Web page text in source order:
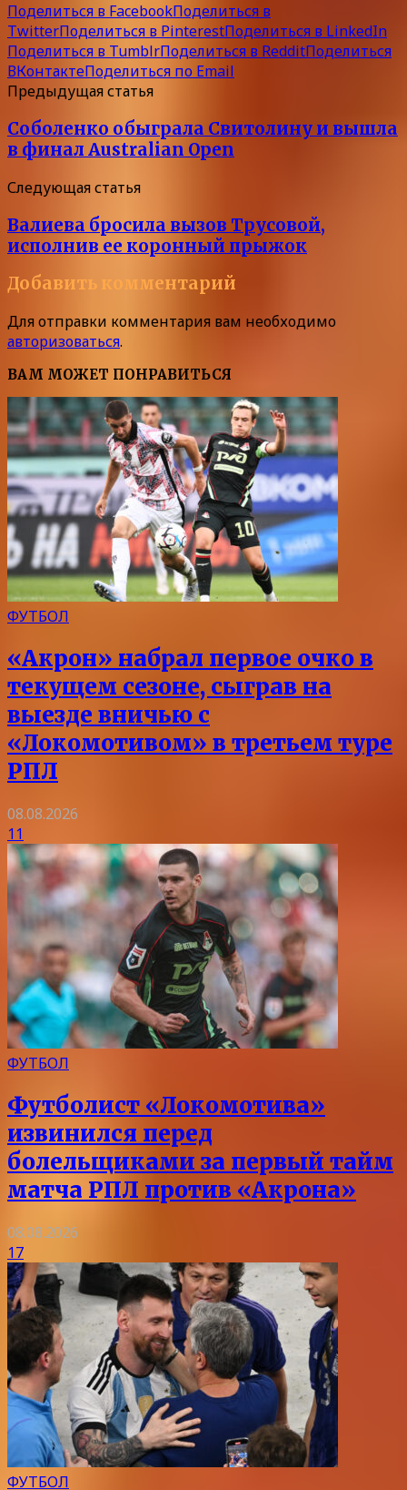
Поделиться в FacebookПоделиться в
TwitterПоделиться в PinterestПоделиться в LinkedIn
Поделиться в TumblrПоделиться в RedditПоделиться
ВКонтактеПоделиться по Email
Предыдущая статья
Соболенко обыграла Свитолину и вышла
в финал Australian Open
Следующая статья
Валиева бросила вызов Трусовой,
исполнив ее коронный прыжок
Добавить комментарий
Для отправки комментария вам необходимо
авторизоваться.
ВАМ МОЖЕТ ПОНРАВИТЬСЯ
ФУТБОЛ
«Акрон» набрал первое очко в
текущем сезоне, сыграв на
выезде вничью с
«Локомотивом» в третьем туре
РПЛ
08.08.2026
11
ФУТБОЛ
Футболист «Локомотива»
извинился перед
болельщиками за первый тайм
матча РПЛ против «Акрона»
08.08.2026
17
ФУТБОЛ